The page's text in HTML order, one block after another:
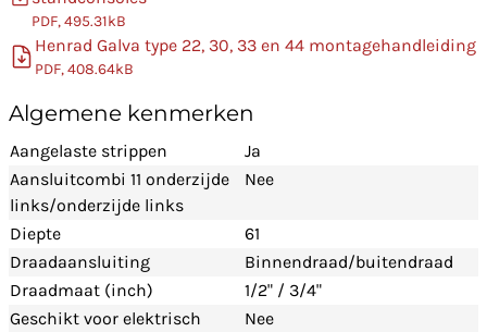
PDF, 495.31kB
Henrad Galva type 22, 30, 33 en 44 montagehandleiding
PDF, 408.64kB
Algemene kenmerken
Aangelaste strippen
Ja
Aansluitcombi 11 onderzijde
links/onderzijde links
Nee
Diepte
61
Draadaansluiting
Binnendraad/buitendraad
Draadmaat (inch)
1/2" / 3/4"
Geschikt voor elektrisch
Nee